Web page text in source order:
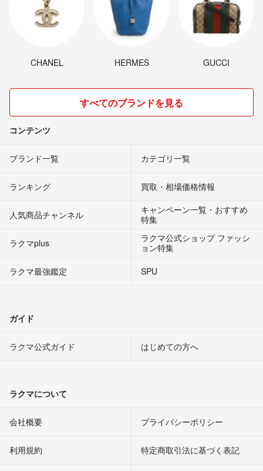
CHANEL HERMES GUCCI
すべてのブランドを見る
コンテンツ
ブランド一覧 カテゴリ一覧
ランキング 買取・相場価格情報
人気商品チャンネル
キャンペーン一覧・おすすめ
特集
ラクマplus
ラクマ公式ショップ ファッシ
ョン特集
ラクマ最強鑑定
SPU
ガイド
ラクマ公式ガイド はじめての方へ
ラクマについて
会社概要 プライバシーポリシー
利用規約 特定商取引法に基づく表記